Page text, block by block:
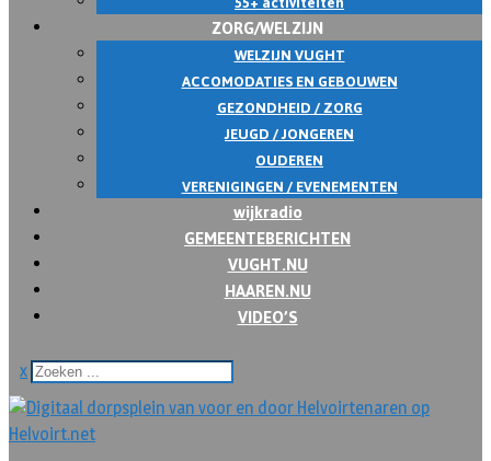
ZORG/WELZIJN
WELZIJN VUGHT
ACCOMODATIES EN GEBOUWEN
GEZONDHEID / ZORG
JEUGD / JONGEREN
OUDEREN
VERENIGINGEN / EVENEMENTEN
wijkradio
GEMEENTEBERICHTEN
VUGHT.NU
HAAREN.NU
VIDEO’S
x